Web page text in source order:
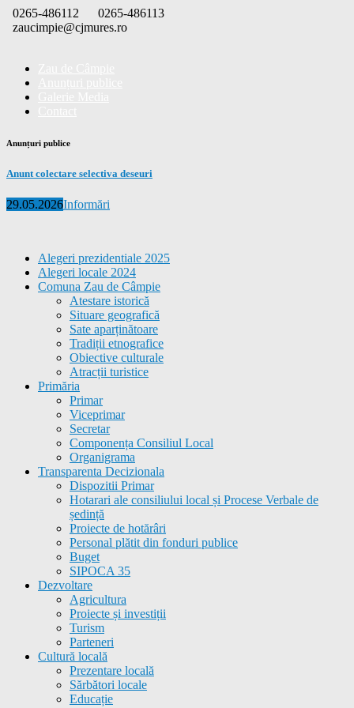
Skip
to
0265-486112
0265-486113
zaucimpie@cjmures.ro
Anunțuri publice
Anunt colectare selectiva deseuri
Posted
29.05.2026Categories
Informări
Alegeri prezidentiale 2025
Alegeri locale 2024
Comuna Zau de Câmpie
Atestare istorică
Situare geografică
Sate aparținătoare
Tradiții etnografice
Obiective culturale
Atracții turistice
Primăria
Primar
Viceprimar
Secretar
Componența Consiliul Local
Organigrama
Transparenta Decizionala
Dispozitii Primar
Hotarari ale consiliului local și Procese Verbale de
ședință
Proiecte de hotărâri
Personal plătit din fonduri publice
Buget
SIPOCA 35
Dezvoltare
Agricultura
Proiecte și investiții
Turism
Parteneri
Cultură locală
Prezentare locală
Sărbători locale
Educație